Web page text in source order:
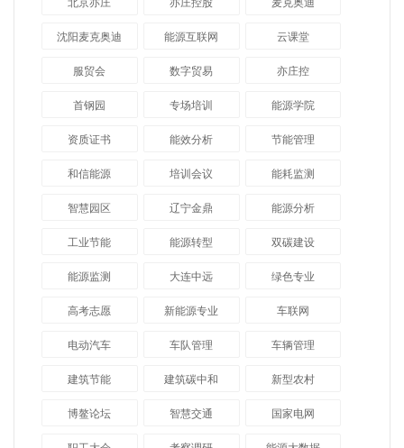
北京亦庄 亦庄控股 麦克奥迪
沈阳麦克奥迪 能源互联网 云课堂
服贸会 数字贸易 亦庄控
首钢园 专场培训 能源学院
资质证书 能效分析 节能管理
和信能源 培训会议 能耗监测
智慧园区 辽宁金鼎 能源分析
工业节能 能源转型 双碳建设
能源监测 大连中远 绿色专业
高考志愿 新能源专业 车联网
电动汽车 车队管理 车辆管理
建筑节能 建筑碳中和 新型农村
博鳌论坛 智慧交通 国家电网